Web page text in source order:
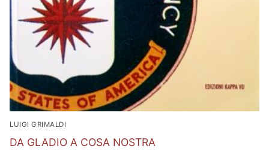
LUIGI GRIMALDI
DA GLADIO A COSA NOSTRA